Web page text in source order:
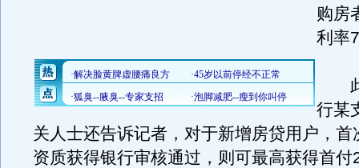
购房
利率
此
行某
关人士还告诉记者，对于新增房贷用户，首
资质获得银行审核通过，则可最高获得首付